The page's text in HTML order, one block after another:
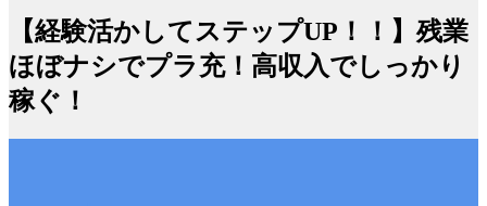
【経験活かしてステップUP！！】残業
ほぼナシでプラ充！高収入でしっかり
稼ぐ！